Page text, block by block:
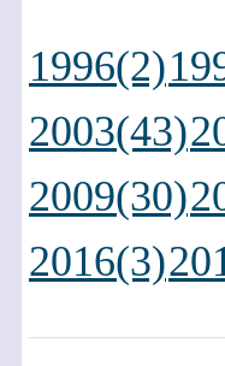
1996(2)
2003(43)
2009(30)
2016(3)